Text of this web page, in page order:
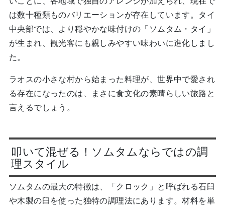
は数十種類ものバリエーションが存在しています。タイ
中央部では、より穏やかな味付けの「ソムタム・タイ」
が生まれ、観光客にも親しみやすい味わいに進化しまし
た。
ラオスの小さな村から始まった料理が、世界中で愛され
る存在になったのは、まさに食文化の素晴らしい旅路と
言えるでしょう。
叩いて混ぜる！ソムタムならではの調
理スタイル
ソムタムの最大の特徴は、「クロック」と呼ばれる石臼
や木製の臼を使った独特の調理法にあります。材料を単